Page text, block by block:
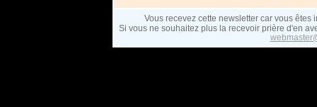
Vous recevez cette newsletter car vous
Si vous ne souhaitez plus la recevoir prière d'en